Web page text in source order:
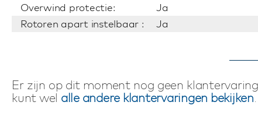
Overwind protectie:
Ja
Rotoren apart instelbaar :
Ja
Er zijn op dit moment nog geen
kunt wel alle andere klantervaringen bekijken